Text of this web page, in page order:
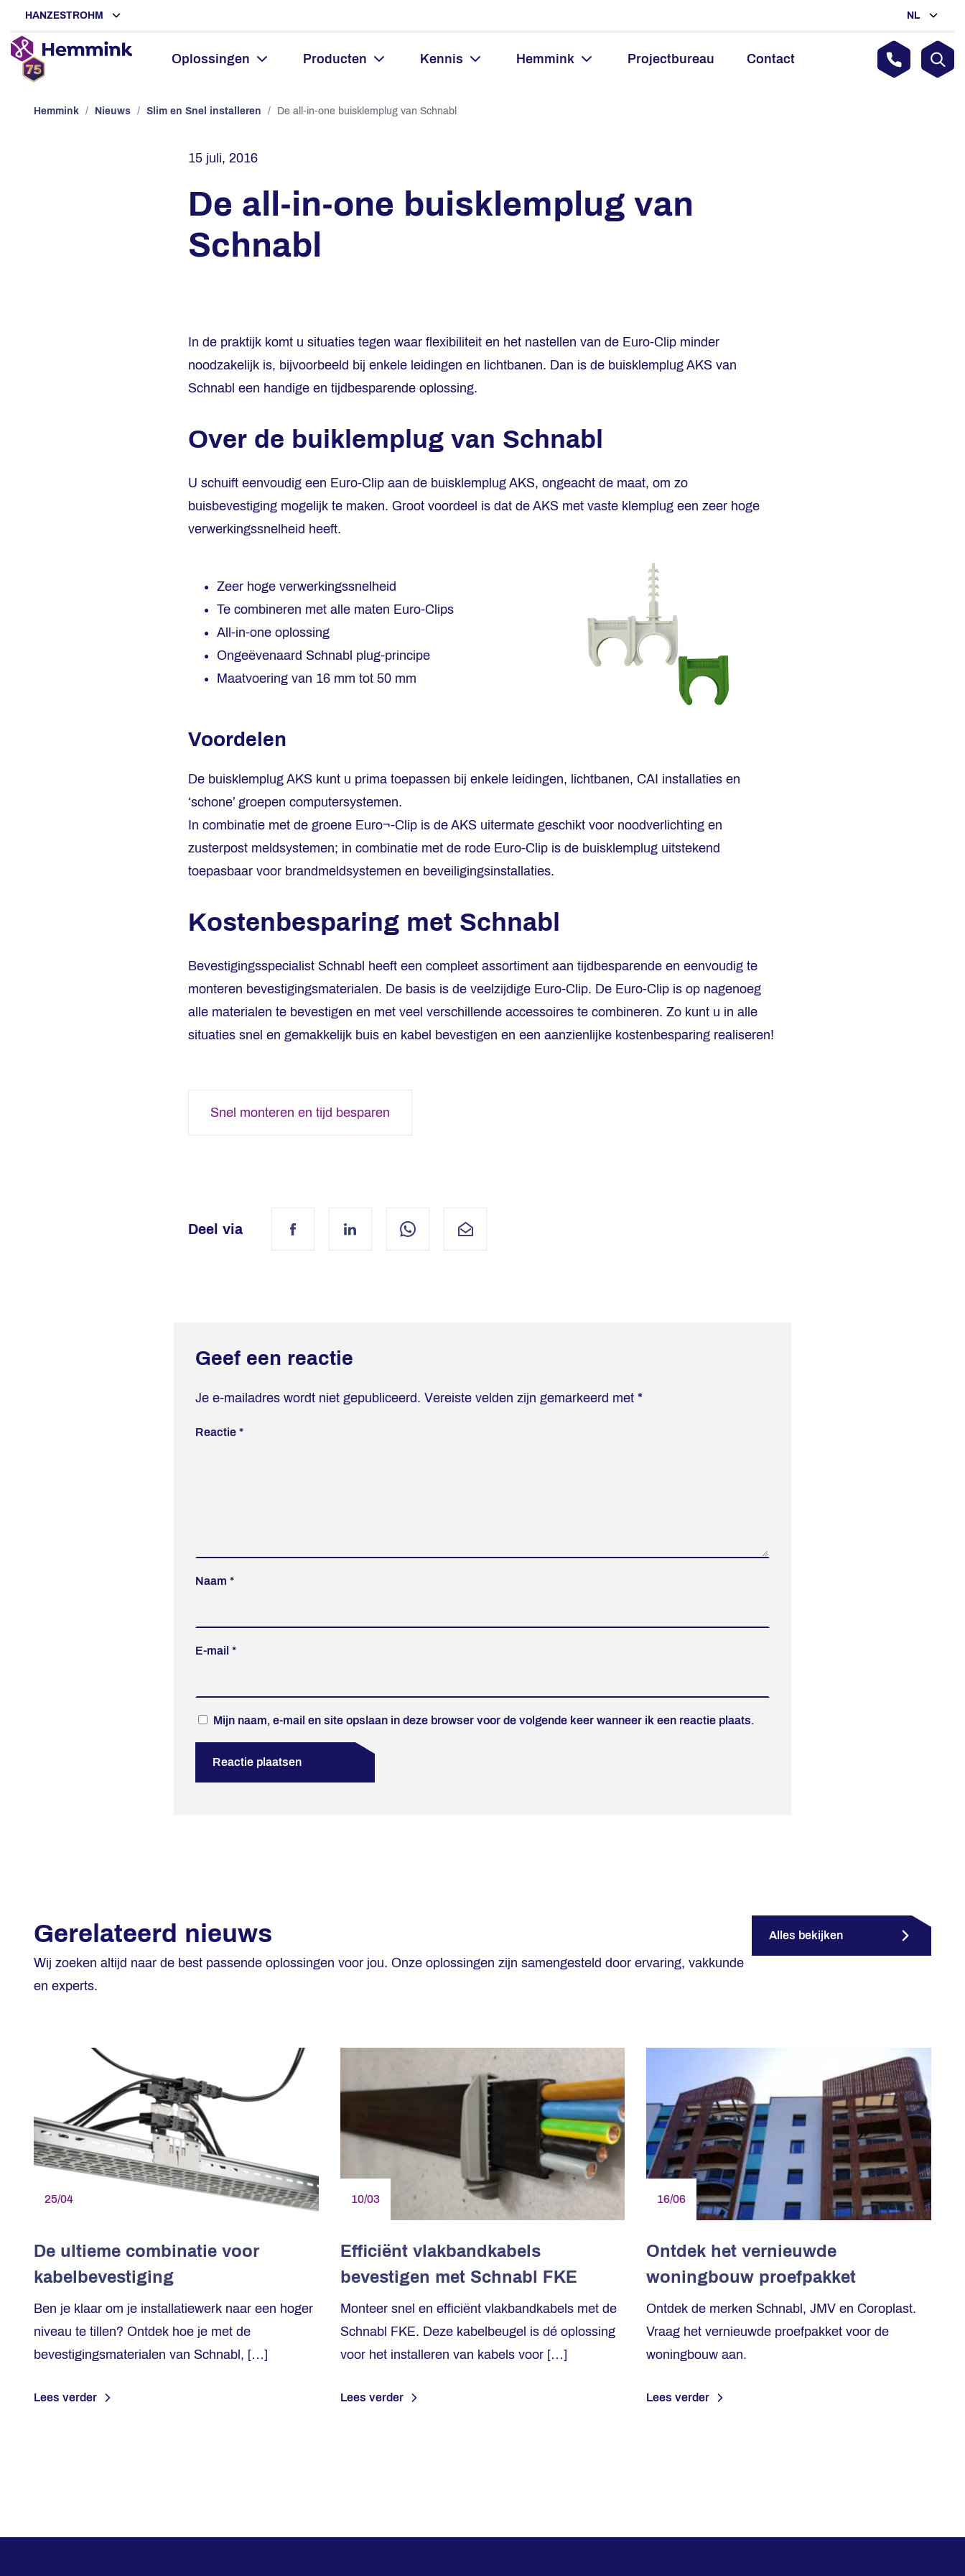
HANZESTROHM NL
Oplossingen Producten Kennis Hemmink Projectbureau Contact
Hemmink / Nieuws / Slim en Snel installeren / De all-in-one buisklemplug van Schnabl
15 juli, 2016
De all-in-one buisklemplug van
Schnabl
In de praktijk komt u situaties tegen waar flexibiliteit en het nastellen van de Euro-Clip minder
noodzakelijk is, bijvoorbeeld bij enkele leidingen en lichtbanen. Dan is de buisklemplug AKS van
Schnabl een handige en tijdbesparende oplossing.
Over de buiklemplug van Schnabl
U schuift eenvoudig een Euro-Clip aan de buisklemplug AKS, ongeacht de maat, om zo
buisbevestiging mogelijk te maken. Groot voordeel is dat de AKS met vaste klemplug een zeer hoge
verwerkingssnelheid heeft.
Zeer hoge verwerkingssnelheid
Te combineren met alle maten Euro-Clips
All-in-one oplossing
Ongeëvenaard Schnabl plug-principe
Maatvoering van 16 mm tot 50 mm
Voordelen
De buisklemplug AKS kunt u prima toepassen bij enkele leidingen, lichtbanen, CAI installaties en
‘schone’ groepen computersystemen.
In combinatie met de groene Euro¬-Clip is de AKS uitermate geschikt voor noodverlichting en
zusterpost meldsystemen; in combinatie met de rode Euro-Clip is de buisklemplug uitstekend
toepasbaar voor brandmeldsystemen en beveiligingsinstallaties.
Kostenbesparing met Schnabl
Bevestigingsspecialist Schnabl heeft een compleet assortiment aan tijdbesparende en eenvoudig te
monteren bevestigingsmaterialen. De basis is de veelzijdige Euro-Clip. De Euro-Clip is op nagenoeg
alle materialen te bevestigen en met veel verschillende accessoires te combineren. Zo kunt u in alle
situaties snel en gemakkelijk buis en kabel bevestigen en een aanzienlijke kostenbesparing realiseren!
Snel monteren en tijd besparen
Deel via
FacebookLinkedIn WhatsAppMail
Geef een reactie
Je e-mailadres wordt niet gepubliceerd. Vereiste velden zijn gemarkeerd met *
Reactie *
Naam *
E-mail *
Mijn naam, e-mail en site opslaan in deze browser voor de volgende keer wanneer ik een reactie plaats.
Gerelateerd nieuws
Wij zoeken altijd naar de best passende oplossingen voor jou. Onze oplossingen zijn samengesteld door ervaring, vakkunde
en experts.
Alles bekijken
25/04
De ultieme combinatie voor
kabelbevestiging
Ben je klaar om je installatiewerk naar een hoger
niveau te tillen? Ontdek hoe je met de
bevestigingsmaterialen van Schnabl, […]
Lees verder
10/03
Efficiënt vlakbandkabels
bevestigen met Schnabl FKE
Monteer snel en efficiënt vlakbandkabels met de
Schnabl FKE. Deze kabelbeugel is dé oplossing
voor het installeren van kabels voor […]
Lees verder
16/06
Ontdek het vernieuwde
woningbouw proefpakket
Ontdek de merken Schnabl, JMV en Coroplast.
Vraag het vernieuwde proefpakket voor de
woningbouw aan.
Lees verder